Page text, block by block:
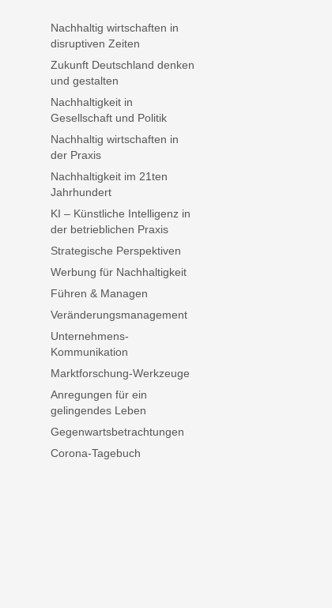
Nachhaltig wirtschaften in
disruptiven Zeiten
Zukunft Deutschland denken
und gestalten
Nachhaltigkeit in
Gesellschaft und Politik
Nachhaltig wirtschaften in
der Praxis
Nachhaltigkeit im 21ten
Jahrhundert
KI – Künstliche Intelligenz in
der betrieblichen Praxis
Strategische Perspektiven
Werbung für Nachhaltigkeit
Führen & Managen
Veränderungsmanagement
Unternehmens-
Kommunikation
Marktforschung-Werkzeuge
Anregungen für ein
gelingendes Leben
Gegenwartsbetrachtungen
Corona-Tagebuch